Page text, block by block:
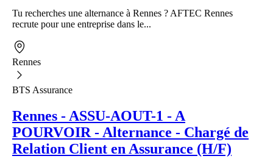
Tu recherches une alternance à Rennes ? AFTEC Rennes
recrute pour une entreprise dans le...
Rennes
BTS Assurance
Rennes - ASSU-AOUT-1 - A
POURVOIR - Alternance - Chargé de
Relation Client en Assurance (H/F)